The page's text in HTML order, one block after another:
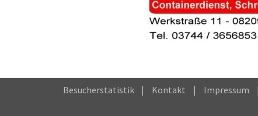
Besucherstatistik Kontakt Impressum